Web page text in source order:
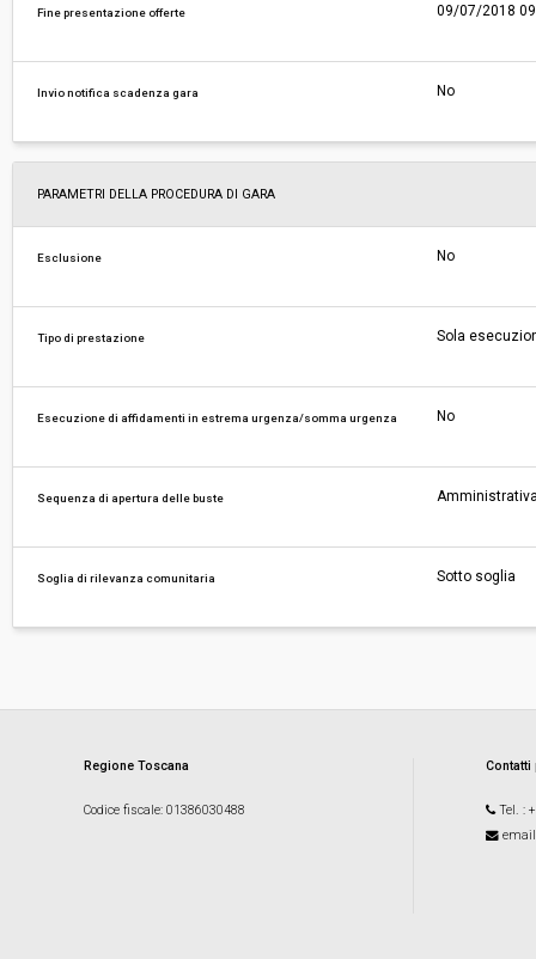
Fine presentazione offerte 09/07/2018
Invio notifica scadenza gara No
PARAMETRI DELLA PROCEDURA DI GARA
Esclusione No
Tipo di prestazione Sola
Esecuzione di affidamenti in estrema urgenza/somma urgenza No
Sequenza di apertura delle buste
Soglia di rilevanza comunitaria Sotto soglia
Regione Toscana
Codice fiscale: 01386030488 Tel. :
email